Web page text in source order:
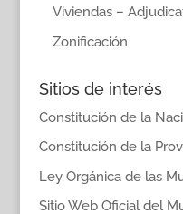
Viviendas –
Zonificación
Sitios de interés
Constitución de la
Constitución de la
Ley Orgánica de las
Sitio Web Oficial del